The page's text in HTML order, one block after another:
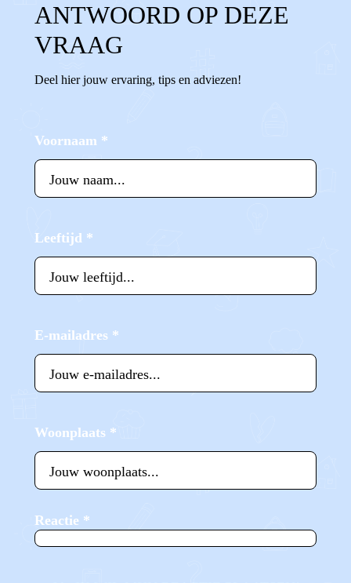
ANTWOORD OP DEZE
VRAAG
Deel hier jouw ervaring, tips en adviezen!
Voornaam *
Leeftijd *
E-mailadres *
Woonplaats *
Reactie *